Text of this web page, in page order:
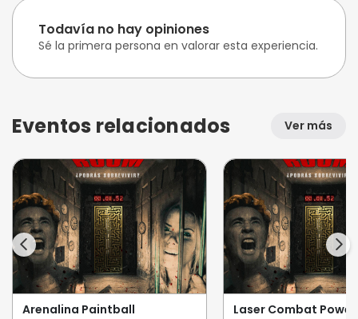
Todavía no hay opiniones
Sé la primera persona en valorar esta experiencia.
Eventos relacionados Ver más
Arenalina Paintball Laser Combat Power